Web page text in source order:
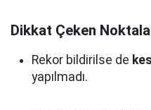
Dikkat Çeken
Rekor bildirilse de
yapılmadı.